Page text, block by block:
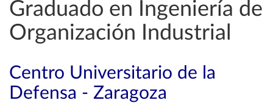
Graduado en Ingeniería de
Organización Industrial
Centro Universitario de la
Defensa - Zaragoza